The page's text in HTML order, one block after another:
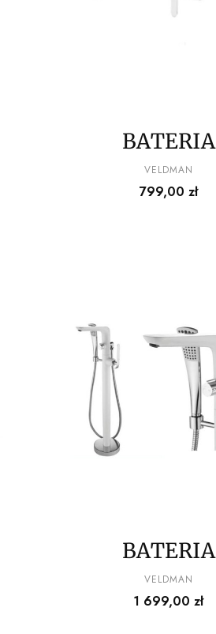
BATERIA
WANNOWA
PRODUCENT
VELDMAN
Cena
799,00 zł
BATERIA
WANNOWA
PRODUCENT
VELDMAN
Cena
1 699,00 zł